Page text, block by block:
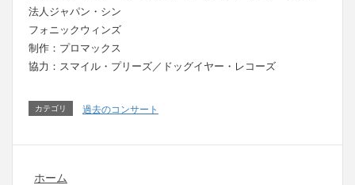
法人ジャパン・シン
フォニックウィンズ
制作：プロマックス
協力：スマイル・プリーズ／ドッグイヤー・レコーズ
カテゴリ 過去のコンサート
ホーム